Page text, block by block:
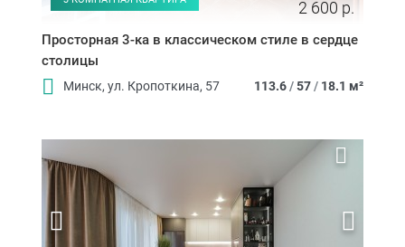
2 600 р.
Просторная 3-ка в классическом стиле в сердце
столицы
Минск, ул. Кропоткина, 57 113.6/57/ 18.1 м²